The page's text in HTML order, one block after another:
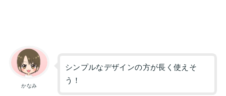
かなみ
シンプルなデザインの方が長く使えそ
う！